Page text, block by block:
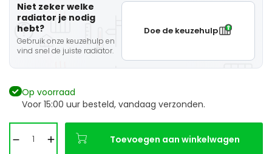
Niet zeker welke
radiator je nodig
hebt?
Gebruik onze keuzehulp en
vind snel de juiste radiator.
Doe de keuzehulp
Op voorraad
Voor 15:00 uur besteld, vandaag verzonden.
Toevoegen aan winkelwagen